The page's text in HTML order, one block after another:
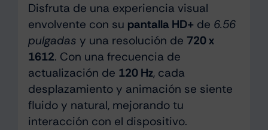
Disfruta de una experiencia visual
envolvente con su pantalla HD+ de 6.56
pulgadas y una resolución de 720 x
1612. Con una frecuencia de
actualización de 120 Hz, cada
desplazamiento y animación se siente
fluido y natural, mejorando tu
interacción con el dispositivo.